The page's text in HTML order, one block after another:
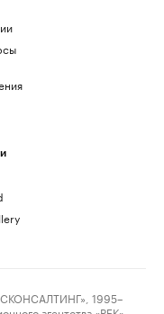
1995–